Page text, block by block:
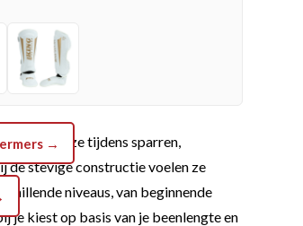
→
gebruikt ze tijdens sparren,
de stevige constructie voelen ze
niveaus, van beginnende
je kiest op basis van je beenlengte en